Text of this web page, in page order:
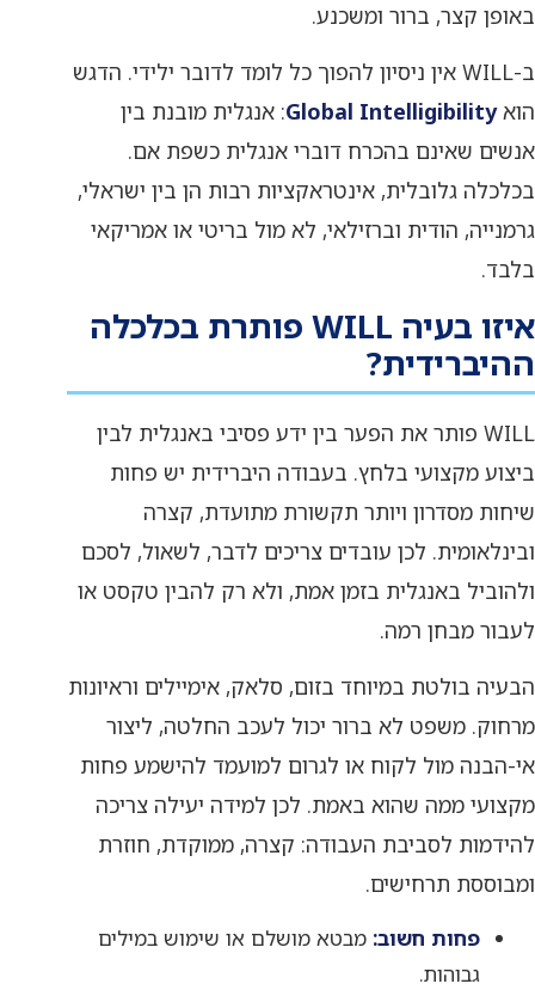
באופן קצר, ברור ומשכנע.
ב-WILL אין ניסיון להפוך כל לומד לדובר ילידי. הדגש
הואGlobal Intelligibility: אנגלית מובנת בין
אנשים שאינם בהכרח דוברי אנגלית כשפת אם.
בכלכלה גלובלית, אינטראקציות רבות הן בין ישראלי,
גרמנייה, הודית וברזילאי, לא מול בריטי או אמריקאי
בלבד.
איזו בעיה WILL פותרת בכלכלה
ההיברידית?
WILL פותר את הפער בין ידע פסיבי באנגלית לבין
ביצוע מקצועי בלחץ. בעבודה היברידית יש פחות
שיחות מסדרון ויותר תקשורת מתועדת, קצרה
ובינלאומית. לכן עובדים צריכים לדבר, לשאול, לסכם
ולהוביל באנגלית בזמן אמת, ולא רק להבין טקסט או
לעבור מבחן רמה.
הבעיה בולטת במיוחד בזום, סלאק, אימיילים וראיונות
מרחוק. משפט לא ברור יכול לעכב החלטה, ליצור
אי-הבנה מול לקוח או לגרום למועמד להישמע פחות
מקצועי ממה שהוא באמת. לכן למידה יעילה צריכה
להידמות לסביבת העבודה: קצרה, ממוקדת, חוזרת
ומבוססת תרחישים.
פחות חשוב: מבטא מושלם או שימוש במילים
גבוהות.